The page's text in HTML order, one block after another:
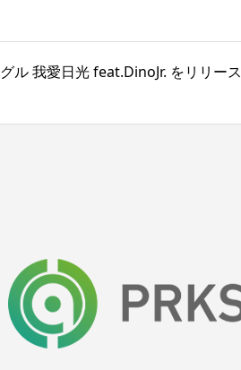
ル 我愛日光 feat.DinoJr. をリリース